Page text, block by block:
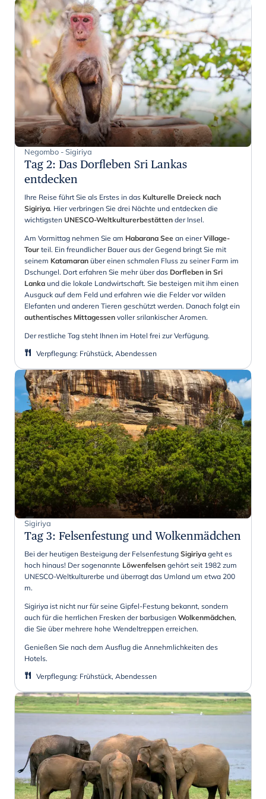
Negombo - Sigiriya
Tag 2: Das Dorfleben Sri Lankas
entdecken
Ihre Reise führt Sie als Erstes in das Kulturelle Dreieck nach
Sigiriya. Hier verbringen Sie drei Nächte und entdecken die
wichtigsten UNESCO-Weltkulturerbestätten der Insel.
Am Vormittag nehmen Sie am Habarana See an einerVillage-
Tour teil. Ein freundlicher Bauer aus der Gegend bringt Sie mit
seinem Katamaran über einen schmalen Fluss zu seiner Farm im
Dschungel. Dort erfahren Sie mehr über das Dorfleben in Sri
Lanka und die lokale Landwirtschaft. Sie besteigen mit ihm einen
Ausguck auf dem Feld und erfahren wie die Felder vor wilden
Elefanten und anderen Tieren geschützt werden. Danach folgt ein
authentisches Mittagessen voller srilankischer Aromen.
Der restliche Tag steht Ihnen im Hotel frei zur Verfügung.
Verpflegung: Frühstück, Abendessen
Sigiriya
Tag 3: Felsenfestung und Wolkenmädchen
Bei der heutigen Besteigung der Felsenfestung Sigiriya geht es
hoch hinaus! Der sogenannte Löwenfelsen gehört seit 1982 zum
UNESCO-Weltkulturerbe und überragt das Umland um etwa 200
m.
Sigiriya ist nicht nur für seine Gipfel-Festung bekannt, sondern
auch für die herrlichen Fresken der barbusigen Wolkenmädchen,
die Sie über mehrere hohe Wendeltreppen erreichen.
Genießen Sie nach dem Ausflug die Annehmlichkeiten des
Hotels.
Verpflegung: Frühstück, Abendessen